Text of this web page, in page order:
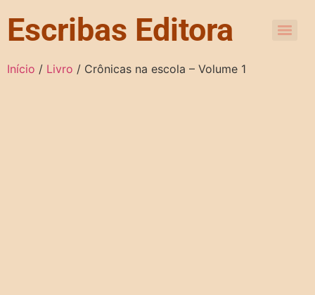
Escribas Editora
Início / Livro / Crônicas na escola – Volume 1